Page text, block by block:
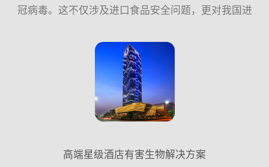
冠病毒。这不仅涉及进口食品安全问题，更对我国进
行有效消毒是进口冷链食品安全面对的一项迫在眉睫
的问题。对此，广...
高端星级酒店有害生物解决方案